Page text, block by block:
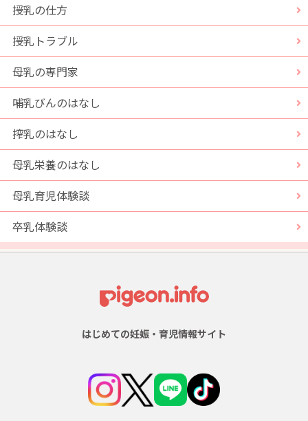
授乳の仕方
授乳トラブル
母乳の専門家
哺乳びんのはなし
搾乳のはなし
母乳栄養のはなし
母乳育児体験談
卒乳体験談
はじめての妊娠・育児情報サイト